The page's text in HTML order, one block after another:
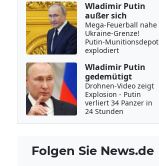
Wladimir Putin
außer sich
Mega-Feuerball nahe
Ukraine-Grenze!
Putin-Munitionsdepot
explodiert
Wladimir Putin
gedemütigt
Drohnen-Video zeigt
Explosion - Putin
verliert 34 Panzer in
24 Stunden
Folgen Sie News.de